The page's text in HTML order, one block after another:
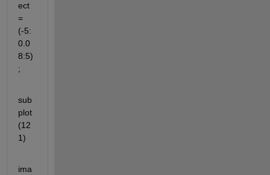
ect
=
(-5:
0.0
8:5)
;
sub
plot
(12
1)
ima